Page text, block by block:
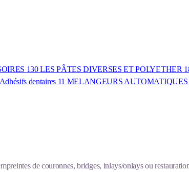
130LES PÂTES DIVERSES ET POLYETHER
Adhésifs dentaires 11 MELANGEURS AUTOMATIQUES
de couronnes, bridges, inlays/onlays ou